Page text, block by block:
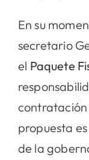
En su
secretario
el Paquete
contratación
propuesta
de la